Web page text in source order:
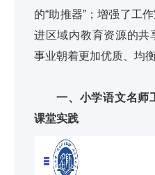
的“助推器”；增强了工
进区域内教育资源的共
事业朝着更加优质、均
一、小学语文名师
课堂实践